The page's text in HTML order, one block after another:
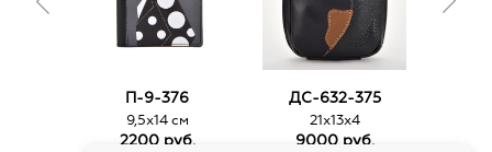
П-9-376
9,5х14 см
2200 руб.
ДС-632-375
21х13х4
9000 руб.